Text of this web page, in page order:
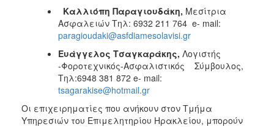
Καλλιόπη Παραγιουδάκη, Μεσίτρια
Ασφαλειών Τηλ: 6932 211 764 e- mail:
paragioudaki@asfdiamesolavisi.gr
Ευάγγελος Τσαγκαράκης, Λογιστής
-Φοροτεχνικός-Ασφαλιστικός Σύμβουλος,
Τηλ:6948 381 872 e- mail:
tsagarakise@hotmail.gr
Οι επιχειρηματίες που ανήκουν στον Τμήμα
Υπηρεσιών του Επιμελητηρίου Ηρακλείου, μπορούν